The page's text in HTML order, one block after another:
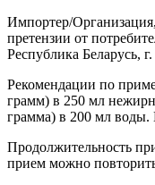
Импортер/
претензии от
Республика Беларусь,
Рекомендации по
грамм) в 250 мл
грамма) в 200 мл
Продолжительность
прием можно